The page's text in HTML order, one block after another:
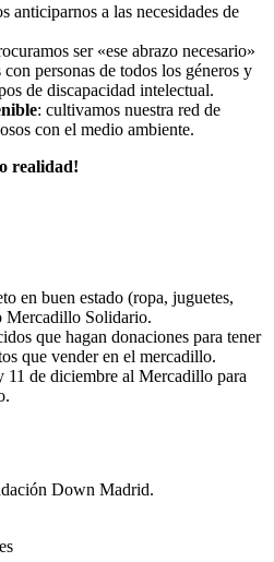
anticiparnos a las necesidades de
ser «ese abrazo necesario»
con personas de todos los géneros y
de discapacidad intelectual.
: cultivamos nuestra red de
con el medio ambiente.
realidad!
en buen estado (ropa, juguetes,
Mercadillo Solidario.
que hagan donaciones para tener
que vender en el mercadillo.
11 de diciembre al Mercadillo para
Down Madrid.